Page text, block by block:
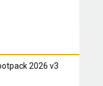
2026 v3